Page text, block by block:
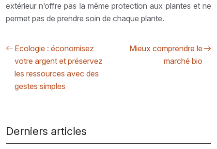
extérieur n’offre pas la même protection aux plantes et ne
permet pas de prendre soin de chaque plante.
Ecologie : économisez
votre argent et préservez
les ressources avec des
gestes simples
Mieux comprendre le
marché bio
Derniers articles